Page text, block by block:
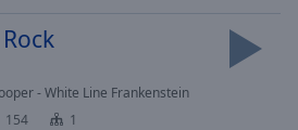
- White Line Frankenstein
154 1